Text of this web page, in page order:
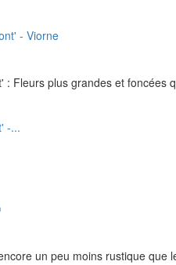
Fleurs plus grandes et foncées
-...
un peu moins rustique que